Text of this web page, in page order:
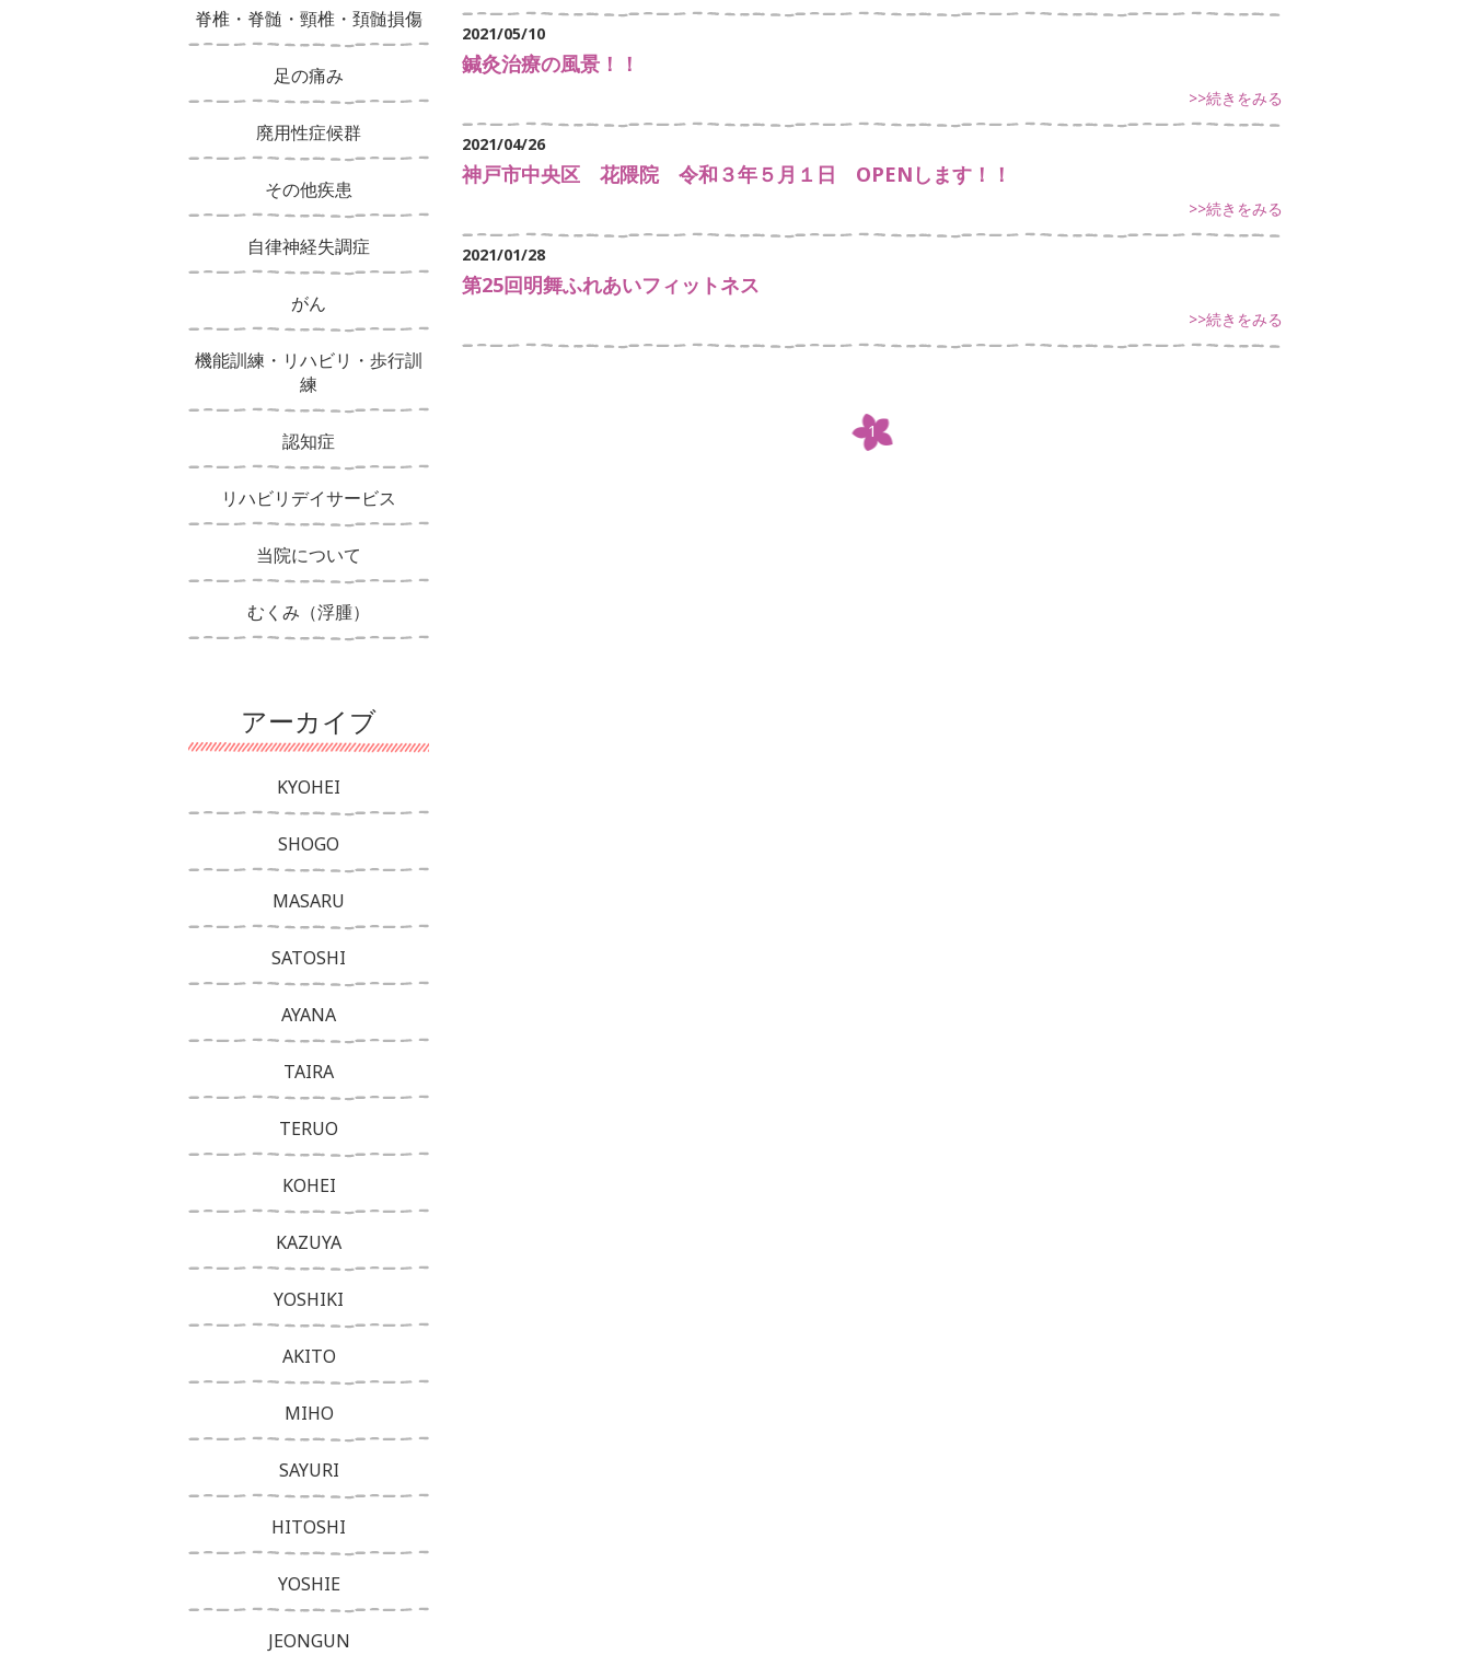
脊椎・脊髄・頸椎・頚髄損傷
足の痛み
廃用性症候群
その他疾患
自律神経失調症
がん
機能訓練・リハビリ・歩行訓
練
認知症
リハビリデイサービス
当院について
むくみ（浮腫）
アーカイブ
KYOHEI
SHOGO
MASARU
SATOSHI
AYANA
TAIRA
TERUO
KOHEI
KAZUYA
YOSHIKI
AKITO
MIHO
SAYURI
HITOSHI
YOSHIE
JEONGUN
2021/05/10
鍼灸治療の風景！！
>>続きをみる
2021/04/26
神戸市中央区 花隈院 令和３年５月１日 OPENします！！
>>続きをみる
2021/01/28
第25回明舞ふれあいフィットネス
>>続きをみる
1